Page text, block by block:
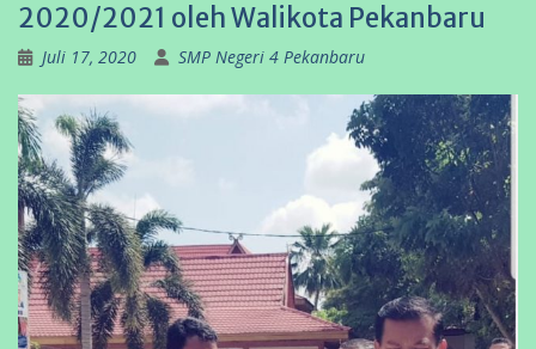
2020/2021 oleh Walikota Pekanbaru
Juli 17, 2020 SMP Negeri 4 Pekanbaru